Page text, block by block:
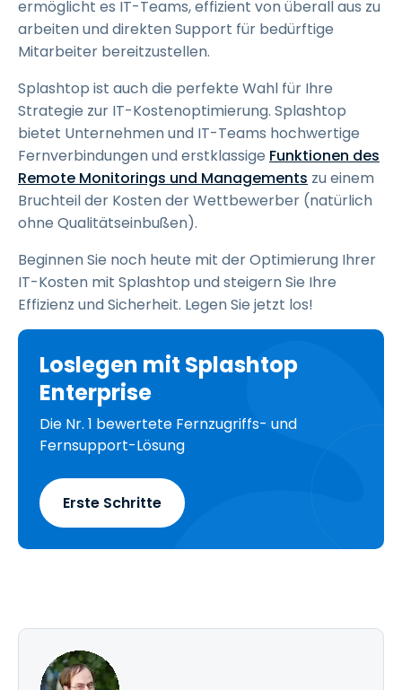
ermöglicht es IT-Teams, effizient von überall aus zu
arbeiten und direkten Support für bedürftige
Mitarbeiter bereitzustellen.
Splashtop ist auch die perfekte Wahl für Ihre
Strategie zur IT-Kostenoptimierung. Splashtop
bietet Unternehmen und IT-Teams hochwertige
Fernverbindungen und erstklassige Funktionen des
Remote Monitorings und Managements zu einem
Bruchteil der Kosten der Wettbewerber (natürlich
ohne Qualitätseinbußen).
Beginnen Sie noch heute mit der Optimierung Ihrer
IT-Kosten mit Splashtop und steigern Sie Ihre
Effizienz und Sicherheit. Legen Sie jetzt los!
Loslegen mit Splashtop
Enterprise
Die Nr. 1 bewertete Fernzugriffs- und
Fernsupport-Lösung
Erste Schritte